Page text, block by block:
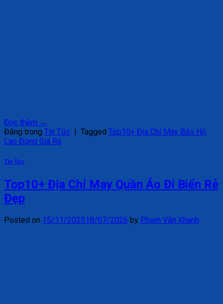
Đọc thêm →
Đăng trong Tin Tức | Tagged Top10+ Địa Chỉ May Bảo Hộ
Lao Động Giá Rẻ
Tin Tức
Top10+ Địa Chỉ May Quần Áo Đi Biển Rẻ
Đẹp
Posted on 15/11/202518/07/2026 by Phạm Văn Khanh